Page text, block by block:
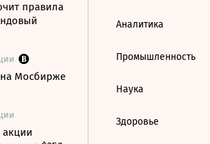
правила
на Мосбирже
акции
Аналитика
Промышленность
Наука
Здоровье